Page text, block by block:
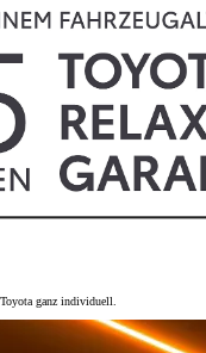
ganz individuell.